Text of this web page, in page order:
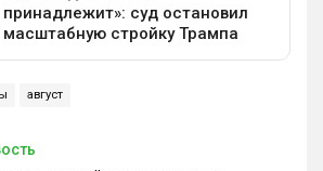
август